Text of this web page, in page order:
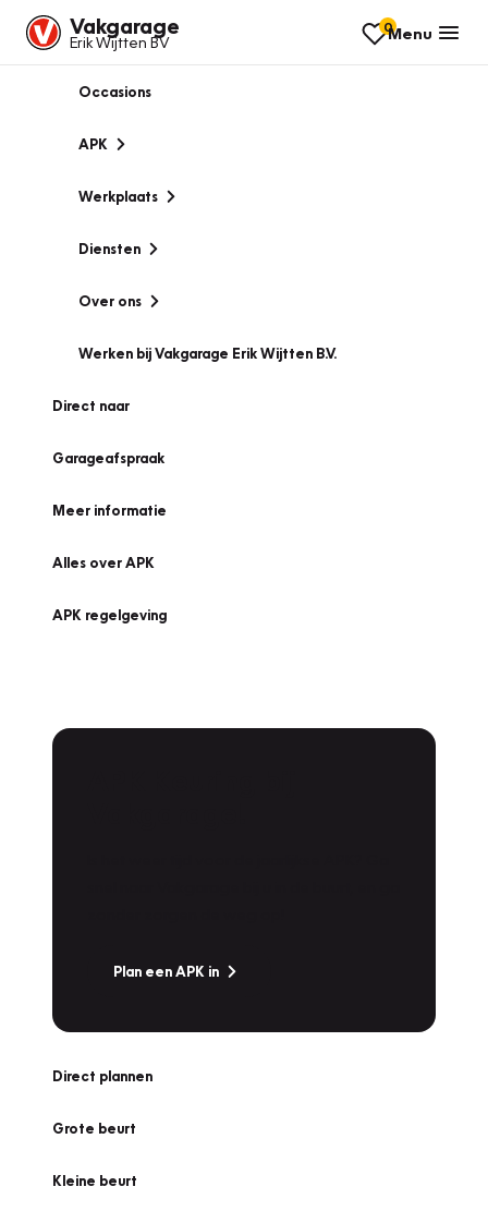
Vakgarage
Erik Wijtten BV
0Menu
Occasions
APK
Werkplaats
Diensten
Over ons
Werken bij Vakgarage Erik Wijtten B.V.
Direct naar
Garageafspraak
Meer informatie
Alles over APK
APK regelgeving
Plan een APK in
Direct plannen
Grote beurt
Kleine beurt